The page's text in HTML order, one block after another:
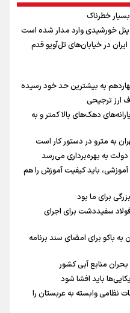
خطرناک
به ایران در خیابان‌های تل‌آویو قدم
به بیشترین حد خود رسیده
ارز ترجیحی
دهک‌های بالا کمتر و به
به مترو در دستور کار است
دولت به بهره‌برداری می‌رسد
باید کیفیت آموزش را هم
برای ما بود
فولاد سفیددشت برای اجرای
به باکو برای امضای سند برنامه
منابع آبی کشور
باید افشا شود
نظامی وابسته به عربستان را